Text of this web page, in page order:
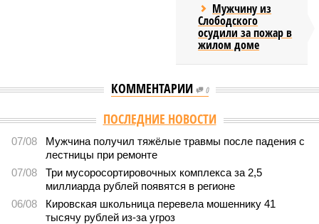
Мужчину из
Слободского
осудили за пожар в
жилом доме
КОММЕНТАРИИ 0
ПОСЛЕДНИЕ НОВОСТИ
07/08
Мужчина получил тяжёлые травмы после падения с
лестницы при ремонте
07/08
Три мусоросортировочных комплекса за 2,5
миллиарда рублей появятся в регионе
06/08
Кировская школьница перевела мошеннику 41
тысячу рублей из-за угроз